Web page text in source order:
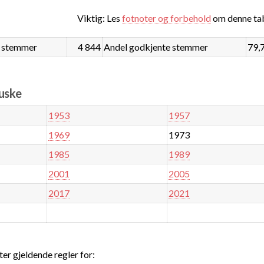
Viktig: Les fotnoter og forbeholdom denne
4 844 Andel godkjente stemmer
1953
1957
1969
1973
1985
1989
2001
2005
2017
2021
gjeldende regler for: